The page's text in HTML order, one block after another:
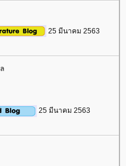
25 มีนาคม 2563
25 มีนาคม 2563